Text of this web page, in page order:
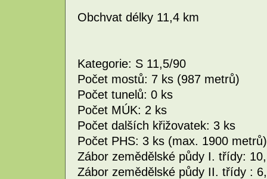
Obchvat délky 11,4 km
Kategorie: S 11,5/90
Počet mostů: 7 ks (987 metrů)
Počet tunelů: 0 ks
Počet MÚK: 2 ks
Počet dalších křižovatek: 3 ks
Počet PHS: 3 ks (max. 1900 metrů)
Zábor zemědělské půdy I. třídy:
Zábor zemědělské půdy II. třídy :